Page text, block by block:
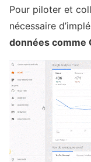
Pour piloter et
nécessaire
données comme